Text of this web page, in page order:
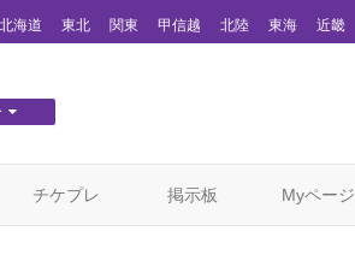
北海道 東北 関東 甲信越 北陸 東海 近畿
チケプレ 掲示板 Myページ